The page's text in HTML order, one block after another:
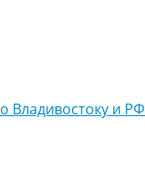
Владивостоку и РФ